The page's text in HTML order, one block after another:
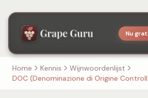
Nu
Home Kennis
Wijnwoordenlijst
DOC (Denominazione di Origine